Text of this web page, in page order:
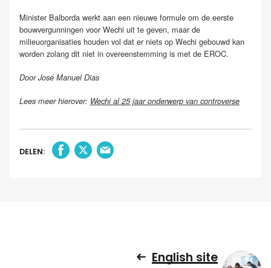
Minister Balborda werkt aan een nieuwe formule om de eerste
bouwvergunningen voor Wechi uit te geven, maar de
milieuorganisaties houden vol dat er niets op Wechi gebouwd kan
worden zolang dit niet in overeenstemming is met de EROC.
Door José Manuel Dias
Lees meer hierover: Wechi al 25 jaar onderwerp van controverse
DELEN:
English site